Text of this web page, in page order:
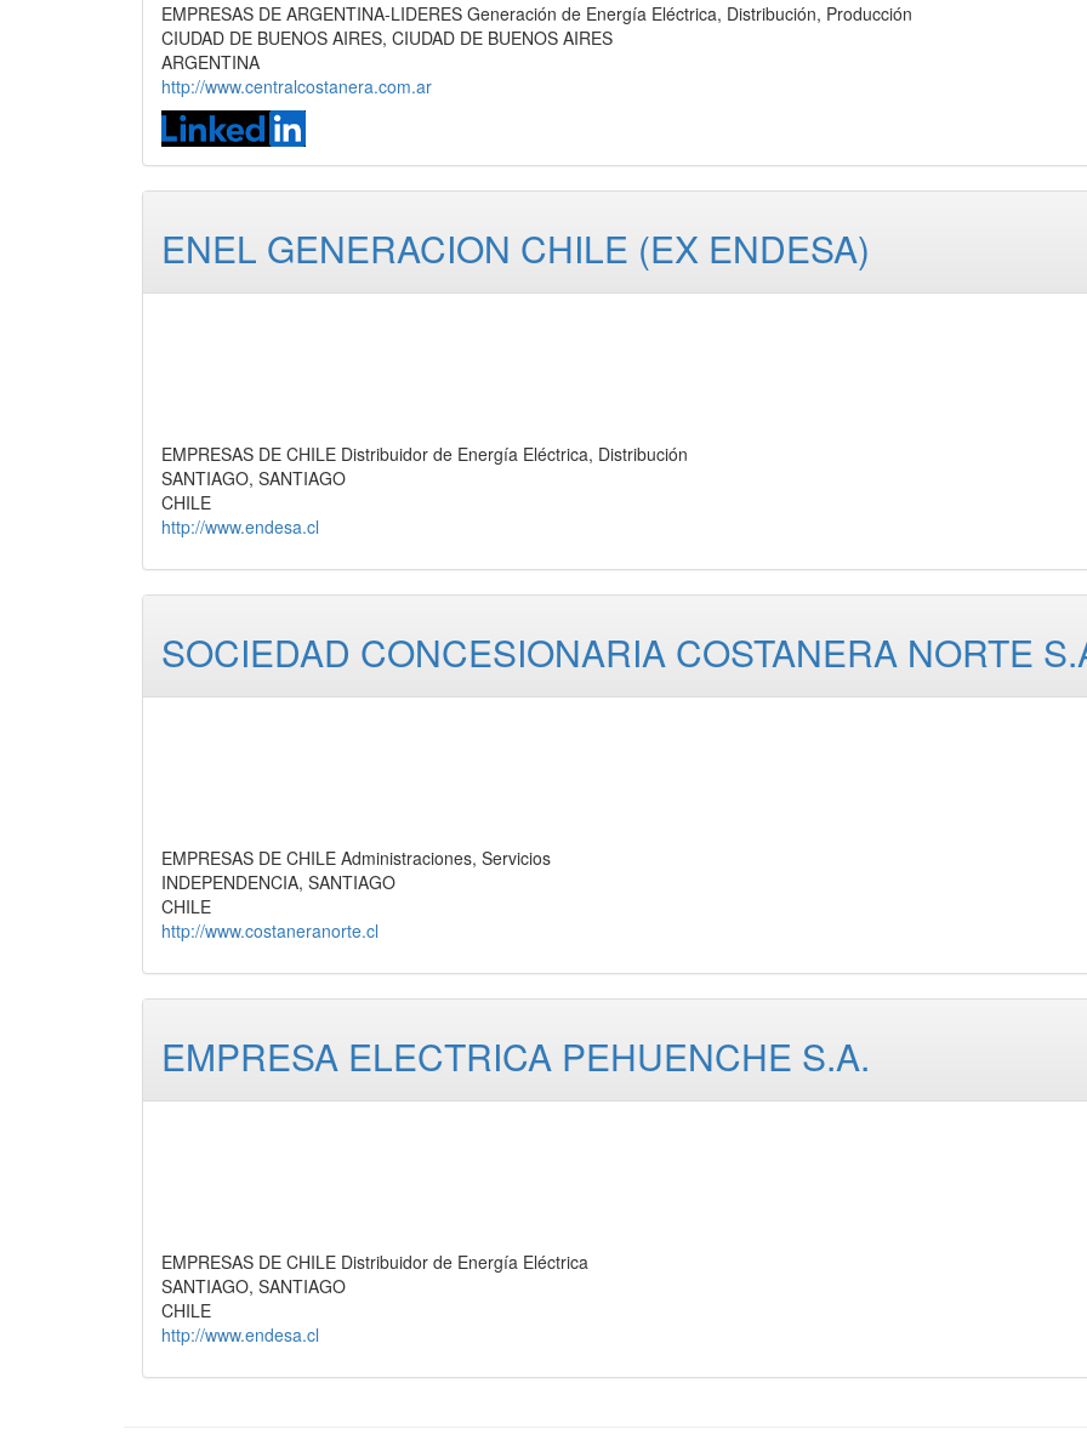
EMPRESAS DE ARGENTINA-LIDERES Generación de Energía Eléctrica, Distribución, Producción
CIUDAD DE BUENOS AIRES, CIUDAD DE BUENOS AIRES
ARGENTINA
http://www.centralcostanera.com.ar
ENEL GENERACION CHILE (EX ENDESA)
EMPRESAS DE CHILE Distribuidor de Energía Eléctrica, Distribución
SANTIAGO, SANTIAGO
CHILE
http://www.endesa.cl
SOCIEDAD CONCESIONARIA COSTANERA NORTE
EMPRESAS DE CHILE Administraciones, Servicios
INDEPENDENCIA, SANTIAGO
CHILE
http://www.costaneranorte.cl
EMPRESA ELECTRICA PEHUENCHE S.A.
EMPRESAS DE CHILE Distribuidor de Energía Eléctrica
SANTIAGO, SANTIAGO
CHILE
http://www.endesa.cl